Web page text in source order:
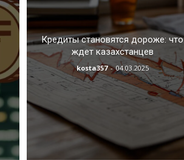
Кредиты становятся дороже: что
ждет казахстанцев
kosta357 - 04.03.2025